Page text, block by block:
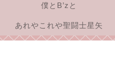
僕とB’zと
あれやこれや聖闘士星矢